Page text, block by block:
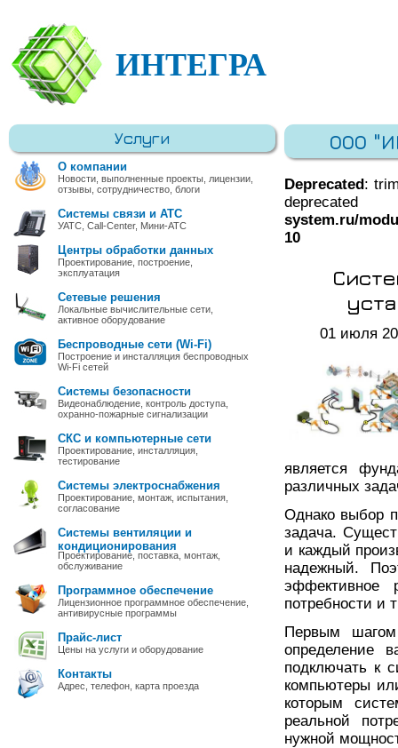
ИНТЕГРА
Услуги
О компании
Новости, выполненные проекты, лицензии,
отзывы, сотрудничество, блоги
Системы связи и АТС
УАТС, Call-Center, Мини-АТС
Центры обработки данных
Проектирование, построение,
эксплуатация
Сетевые решения
Локальные вычислительные сети,
активное оборудование
Беспроводные сети (Wi-Fi)
Построение и инсталляция беспроводных
Wi-Fi сетей
Системы безопасности
Видеонаблюдение, контроль доступа,
охранно-пожарные сигнализации
СКС и компьютерные сети
Проектирование, инсталляция,
тестирование
Системы электроснабжения
Проектирование, монтаж, испытания,
согласование
Системы вентиляции и
кондиционирования
Проектирование, поставка, монтаж,
обслуживание
Программное обеспечение
Лицензионное программное обеспечение,
антивирусные программы
Прайс-лист
Цены на услуги и оборудование
Контакты
Адрес, телефон, карта проезда
ООО
Deprecated:
system.ru/
10
01 июля
является
различных
Однако выбор
задача.
и каждый
надежный.
эффективное
потребности и
Первым шагом
определение
подключать к
компьютеры
которым
реальной
нужной